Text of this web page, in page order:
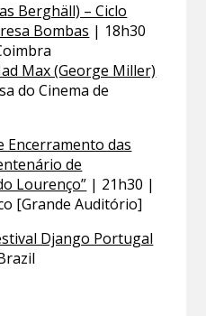
Berghäll) – Ciclo
Bombas | 18h30
Max (George Miller)
do Cinema de
Encerramento das
de
Lourenço” | 21h30 |
[Grande Auditório]
Django Portugal